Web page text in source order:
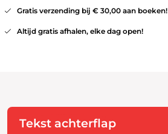
Gratis verzending bij € 30,00 aan boeken!
Altijd gratis afhalen, elke dag open!
Tekst achterflap